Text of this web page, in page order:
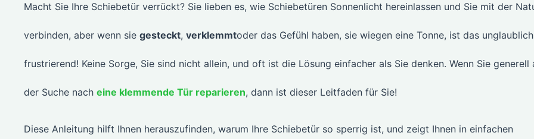
Macht Sie Ihre Schiebetür verrückt? Sie lieben es, wie Schiebetüren Sonnenlicht hereinlassen und Sie mit der
verbinden, aber wenn sie gesteckt, verklemmtoder das Gefühl haben, sie wiegen eine Tonne, ist das unglaublich
frustrierend! Keine Sorge, Sie sind nicht allein, und oft ist die Lösung einfacher als Sie denken. Wenn Sie generell
der Suche nach eine klemmende Tür reparieren, dann ist dieser Leitfaden für Sie!
Diese Anleitung hilft Ihnen herauszufinden, warum Ihre Schiebetür so sperrig ist, und zeigt Ihnen in einfachen